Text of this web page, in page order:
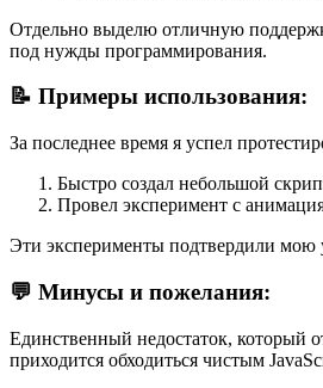
Отдельно выделю отличную
под нужды программирования.
📝 Примеры использования:
За последнее время я успел
Быстро создал небольшой
Провел эксперимент с
Эти эксперименты подтвердили мою
💬 Минусы и пожелания:
Единственный недостаток, который
приходится обходиться чистым